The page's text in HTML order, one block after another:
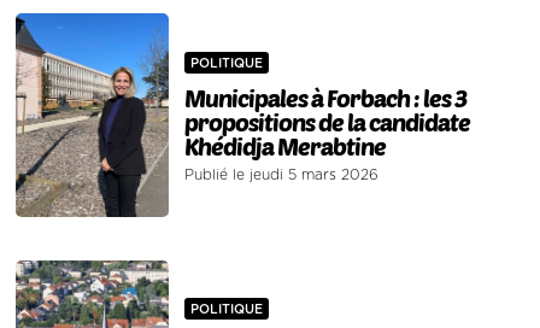
POLITIQUE
Municipales à Forbach : les 3
propositions de la candidate
Khédidja Merabtine
Publié le jeudi 5 mars 2026
POLITIQUE